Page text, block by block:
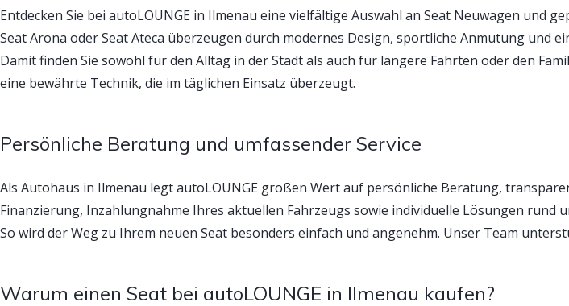
Entdecken Sie bei autoLOUNGE in Ilmenau eine vielfältige Auswahl an Seat Neuwagen und
Seat Arona oder Seat Ateca überzeugen durch modernes Design, sportliche Anmutung und
Damit finden Sie sowohl für den Alltag in der Stadt als auch für längere Fahrten oder den
eine bewährte Technik, die im täglichen Einsatz überzeugt.
Persönliche Beratung und umfassender Service
Als Autohaus in Ilmenau legt autoLOUNGE großen Wert auf persönliche Beratung,
Finanzierung, Inzahlungnahme Ihres aktuellen Fahrzeugs sowie individuelle Lösungen rund
So wird der Weg zu Ihrem neuen Seat besonders einfach und angenehm. Unser Team
Warum einen Seat bei autoLOUNGE in Ilmenau kaufen?